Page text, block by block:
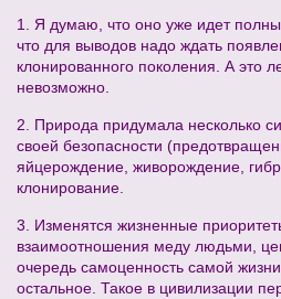
1. Я думаю, что оно уже идет
что для выводов надо ждать
клонированного поколения. А это
невозможно.
2. Природа придумала несколько
своей безопасности
яйцерождение, живорождение,
клонирование.
3. Изменятся жизненные
взаимоотношения меду людьми,
очередь самоценность самой
остальное. Такое в цивилизации